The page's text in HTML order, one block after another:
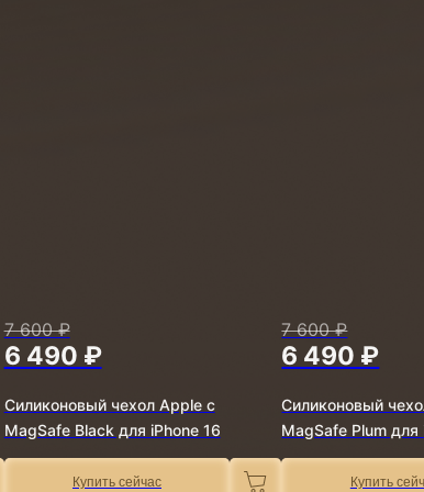
7 600 ₽
6 490 ₽
Силиконовый чехол Apple с
MagSafe Black для iPhone 16
Купить сейчас
7 600 ₽
6 490 ₽
Силиконовый
MagSafe Plum для
Купить